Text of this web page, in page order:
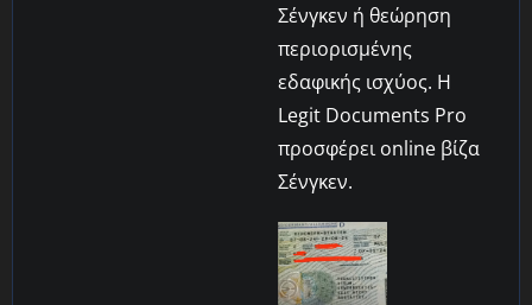
Σένγκεν ή θεώρηση
περιορισμένης
εδαφικής ισχύος. Η
Legit Documents Pro
προσφέρει online βίζα
Σένγκεν.